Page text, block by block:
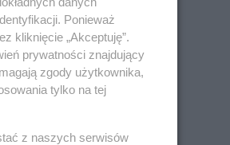
Ponieważ
kliknięcie „Akceptuję”.
prywatności znajdujący
zgody użytkownika,
tylko na tej
z naszych serwisów